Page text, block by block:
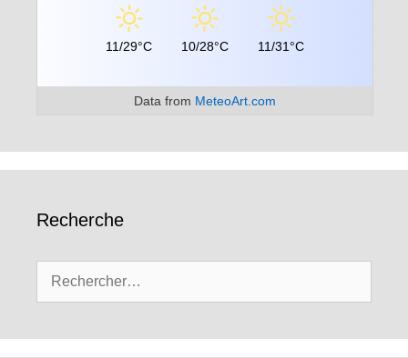
11/29°C 10/28°C 11/31°C
Data from MeteoArt.com
Recherche